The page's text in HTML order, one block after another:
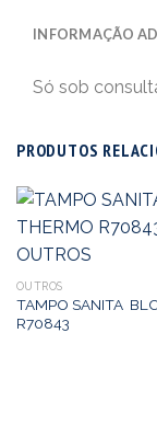
INFORMAÇÃO
Só sob
PRODUTOS
OUTROS
TAMPO SANITA
R70843